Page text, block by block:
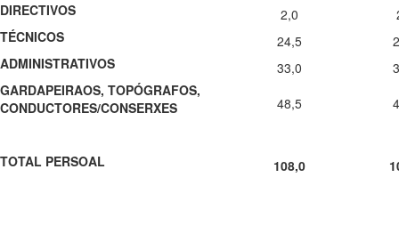
DIRECTIVOS 2,0
TÉCNICOS
24,5
ADMINISTRATIVOS
33,0
GARDAPEIRAOS, TOPÓGRAFOS,
CONDUCTORES/CONSERXES
48,5
TOTAL PERSOAL 108,0